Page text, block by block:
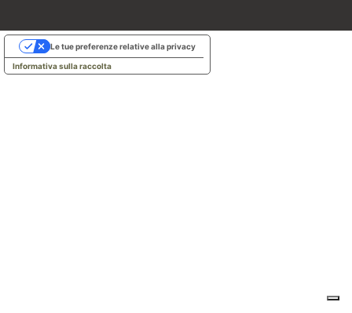
Informativa sulla raccolta
Le tue preferenze relative alla privacy